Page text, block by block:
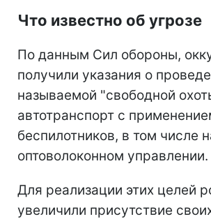
Что известно об угрозе
По данным Сил обороны,
получили указания о
называемой "свободной
автотранспорт с
беспилотников, в том числе
оптоволоконном управлении.
Для реализации этих целей
увеличили присутствие